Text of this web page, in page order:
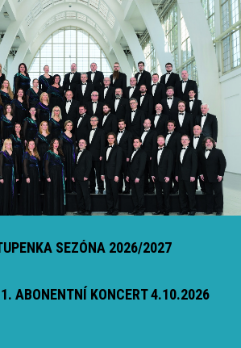
SEZÓNA 2026/2027
ABONENTNÍ KONCERT 4.10.2026